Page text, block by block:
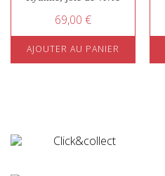
69,00 €
AJOUTER AU PANIER